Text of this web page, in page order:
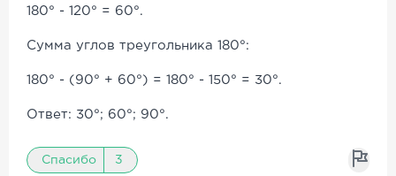
180° - 120° = 60°.
Сумма углов треугольника 180°:
180° - (90° + 60°) = 180° - 150° = 30°.
Ответ: 30°; 60°; 90°.
Спасибо 3